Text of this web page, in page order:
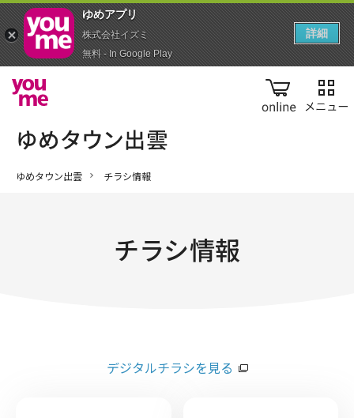
online
ゆめタウン出雲 チラシ情報
チラシ情報
デジタルチラシを見る
ゆめアプ‪リ‬
株式会社イズミ
無料 - In Google Play
詳細